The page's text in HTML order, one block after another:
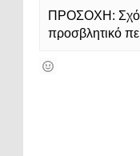
ΠΡΟΣΟΧΗ:
προσβλητικό